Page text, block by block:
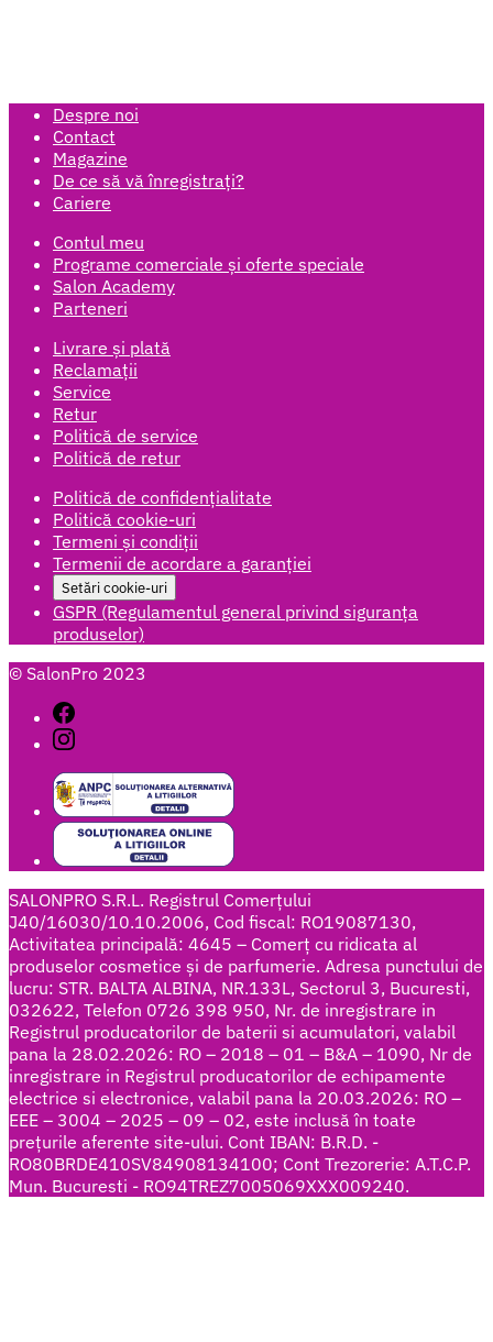
Despre noi
Contact
Magazine
De ce să vă înregistrați?
Cariere
Contul meu
Programe comerciale și oferte speciale
Salon Academy
Parteneri
Livrare și plată
Reclamații
Service
Retur
Politică de service
Politică de retur
Politică de confidențialitate
Politică cookie-uri
Termeni și condiții
Termenii de acordare a garanției
Setări cookie-uri
GSPR (Regulamentul general privind siguranța
produselor)
© SalonPro 2023
SALONPRO S.R.L. Registrul Comerțului
J40/16030/10.10.2006, Cod fiscal: RO19087130,
Activitatea principală: 4645 – Comerț cu ridicata al
produselor cosmetice și de parfumerie. Adresa punctului de
lucru: STR. BALTA ALBINA, NR.133L, Sectorul 3, Bucuresti,
032622, Telefon 0726 398 950, Nr. de inregistrare in
Registrul producatorilor de baterii si acumulatori, valabil
pana la 28.02.2026: RO – 2018 – 01 – B&A – 1090, Nr de
inregistrare in Registrul producatorilor de echipamente
electrice si electronice, valabil pana la 20.03.2026: RO –
EEE – 3004 – 2025 – 09 – 02, este inclusă în toate
prețurile aferente site-ului. Cont IBAN: B.R.D. -
RO80BRDE410SV84908134100; Cont Trezorerie: A.T.C.P.
Mun. Bucuresti - RO94TREZ7005069XXX009240.